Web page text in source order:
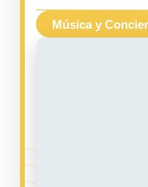
Música y